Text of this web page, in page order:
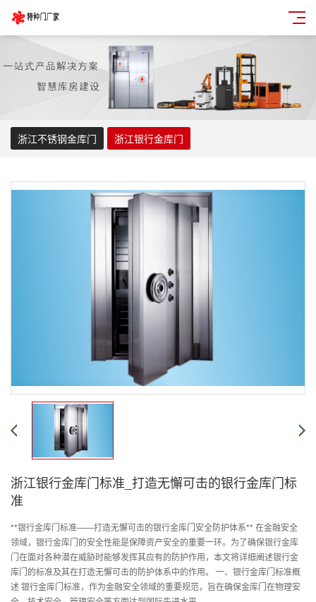
浙江不锈钢金库门 浙江银行金库门
浙江银行金库门标准_打造无懈可击的银行金库门标
准
**银行金库门标准——打造无懈可击的银行金库门安全防护体系** 在金融安全
领域，银行金库门的安全性能是保障资产安全的重要一环。为了确保银行金库
门在面对各种潜在威胁时能够发挥其应有的防护作用，本文将详细阐述银行金
库门的标准及其在打造无懈可击的防护体系中的作用。 一、银行金库门标准概
述 银行金库门标准，作为金融安全领域的重要规范，旨在确保金库门在物理安